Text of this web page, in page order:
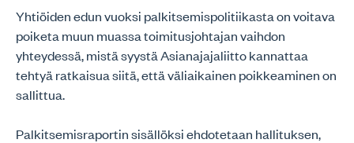
Yhtiöiden edun vuoksi palkitsemispolitiikasta on voitava
poiketa muun muassa toimitusjohtajan vaihdon
yhteydessä, mistä syystä Asianajajaliitto kannattaa
tehtyä ratkaisua siitä, että väliaikainen poikkeaminen on
sallittua.
Palkitsemisraportin sisällöksi ehdotetaan hallituksen,